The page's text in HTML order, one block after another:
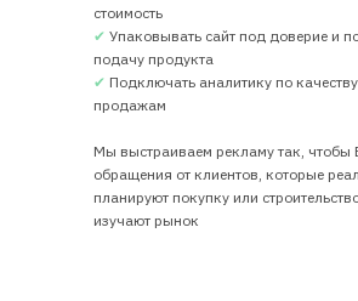
стоимость
✔ Упаковывать сайт под доверие и
подачу продукта
✔ Подключать аналитику по
продажам
Мы выстраиваем рекламу так, чтобы
обращения от клиентов, которые
планируют покупку или
изучают рынок